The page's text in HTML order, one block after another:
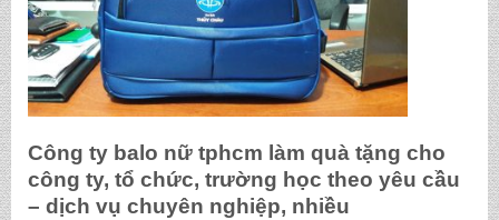
Công ty balo nữ tphcm làm quà tặng cho
công ty, tổ chức, trường học theo yêu cầu
– dịch vụ chuyên nghiệp, nhiều